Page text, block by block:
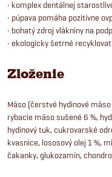
• komplex dentálnej
• púpava pomáha pozitívne
• bohatý zdroj vlákniny na
• ekologicky šetrné
Zloženie
Mäso (čerstvé hydinové
rybacie mäso sušené 6 %,
hydinový tuk, cukrovarské
kvasnice, lososový olej 1 %,
čakanky, glukozamín,